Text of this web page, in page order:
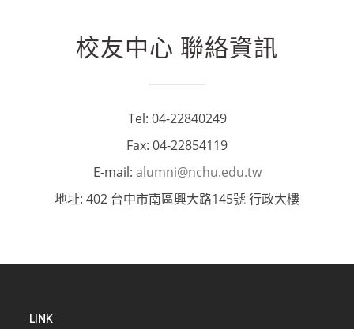
校友中心 聯絡資訊
Tel: 04-22840249
Fax: 04-22854119
E-mail: alumni@nchu.edu.tw
地址: 402 台中市南區興大路145號 行政大樓
LINK